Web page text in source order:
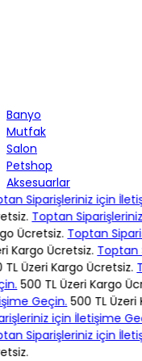
Banyo
Mutfak
Salon
Petshop
Aksesuarlar
Siparişleriniz için
Toptan
Ücretsiz. Toptan
Kargo Ücretsiz. Toptan
Üzeri Kargo Ücretsiz.
500 TL Üzeri Kargo
Geçin. 500 TL Üzeri
için İletişime
Siparişleriniz için